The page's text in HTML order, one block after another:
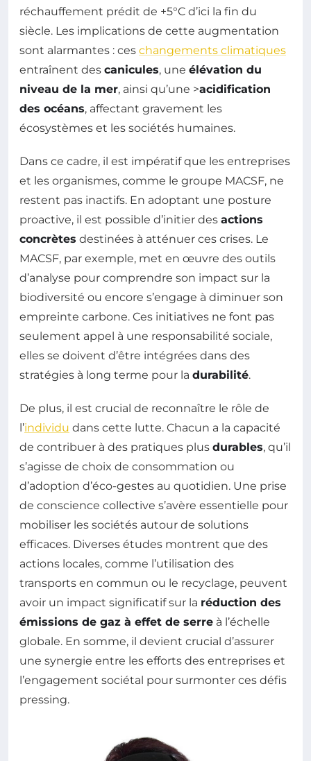
réchauffement prédit de +5°C d’ici la fin du
siècle. Les implications de cette augmentation
sont alarmantes : ces changements climatiques
entraînent des canicules, une élévation du
niveau de la mer, ainsi qu’une >acidification
des océans, affectant gravement les
écosystèmes et les sociétés humaines.
Dans ce cadre, il est impératif que les entreprises
et les organismes, comme le groupe MACSF, ne
restent pas inactifs. En adoptant une posture
proactive, il est possible d’initier des actions
concrètes destinées à atténuer ces crises. Le
MACSF, par exemple, met en œuvre des outils
d’analyse pour comprendre son impact sur la
biodiversité ou encore s’engage à diminuer son
empreinte carbone. Ces initiatives ne font pas
seulement appel à une responsabilité sociale,
elles se doivent d’être intégrées dans des
stratégies à long terme pour la durabilité.
De plus, il est crucial de reconnaître le rôle de
l’individu dans cette lutte. Chacun a la capacité
de contribuer à des pratiques plus durables, qu’il
s’agisse de choix de consommation ou
d’adoption d’éco-gestes au quotidien. Une prise
de conscience collective s’avère essentielle pour
mobiliser les sociétés autour de solutions
efficaces. Diverses études montrent que des
actions locales, comme l’utilisation des
transports en commun ou le recyclage, peuvent
avoir un impact significatif sur la réduction des
émissions de gaz à effet de serre à l’échelle
globale. En somme, il devient crucial d’assurer
une synergie entre les efforts des entreprises et
l’engagement sociétal pour surmonter ces défis
pressing.